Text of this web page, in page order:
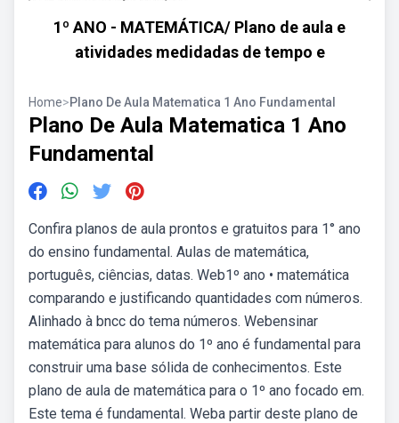
1º ANO - MATEMÁTICA/ Plano de aula e
atividades medidadas de tempo e
Home>Plano De Aula Matematica 1 Ano Fundamental
Plano De Aula Matematica 1 Ano
Fundamental
Confira planos de aula prontos e gratuitos para 1° ano
do ensino fundamental. Aulas de matemática,
português, ciências, datas. Web1º ano • matemática
comparando e justificando quantidades com números.
Alinhado à bncc do tema números. Webensinar
matemática para alunos do 1º ano é fundamental para
construir uma base sólida de conhecimentos. Este
plano de aula de matemática para o 1º ano focado em.
Este tema é fundamental. Weba partir deste plano de